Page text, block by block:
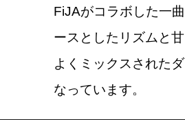
FiJAがコラボした一
ースとしたリズムと
よくミックスされた
なっています。